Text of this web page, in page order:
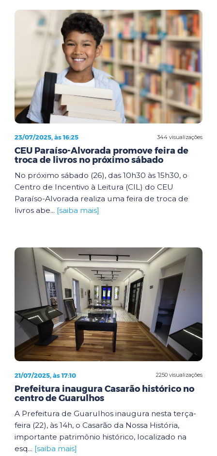
344 visualizações
23/07/2025, às 16:25
CEU Paraíso-Alvorada promove feira de
troca de livros no próximo sábado
No próximo sábado (26), das 10h30 às 15h30, o
Centro de Incentivo à Leitura (CIL) do CEU
Paraíso-Alvorada realiza uma feira de troca de
livros abe... [saiba mais]
2250 visualizações
21/07/2025, às 17:10
Prefeitura inaugura Casarão histórico no
centro de Guarulhos
A Prefeitura de Guarulhos inaugura nesta terça-
feira (22), às 14h, o Casarão da Nossa História,
importante patrimônio histórico, localizado na
esq... [saiba mais]